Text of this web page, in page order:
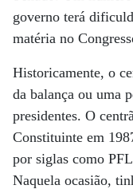
governo terá
matéria no
Historicamente, o
da balança ou uma
presidentes. O
Constituinte em
por siglas como
Naquela ocasião,